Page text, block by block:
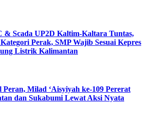
& Scada UP2D Kaltim-Kaltara Tuntas,
Perak, SMP Wajib Sesuai Kepres
Listrik Kalimantan
Milad ‘Aisyiyah ke-109 Pererat
dan Sukabumi Lewat Aksi Nyata